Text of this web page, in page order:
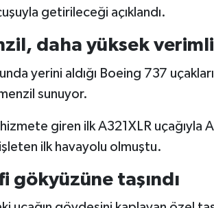
getirileceği açıklandı.
daha yüksek
yerini aldığı Boeing 737
sunuyor.
giren ilk A321XLR uçağıyla
ilk havayolu olmuştu.
gökyüzüne taşındı